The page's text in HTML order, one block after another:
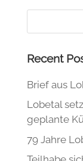
Recent
Brief aus
Lobetal
geplante
79 Jahre